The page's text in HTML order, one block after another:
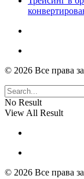
© 2026 Все права
No Result
View All Result
© 2026 Все права